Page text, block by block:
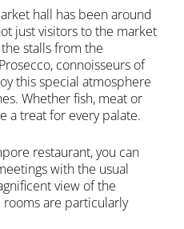
hall has been around
just visitors to the market
stalls from the
connoisseurs of
this special atmosphere
Whether fish, meat or
a treat for every palate.
restaurant, you can
with the usual
view of the
are particularly